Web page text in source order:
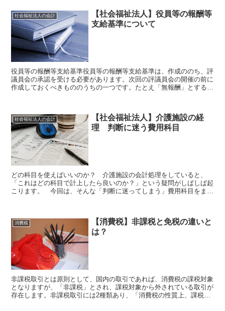
社会福祉法人の会計
【社会福祉法人】役員等の報酬等
支給基準について
役員等の報酬等支給基準役員等の報酬等支給基準は、作成ののち、評
議員会の承認を受ける必要があります。次回の評議員会の開催の前に
作成しておくべきもののうちの一つです。たとえ「無報酬」とする場
社会福祉法人の会計
【社会福祉法人】介護施設の経
理 判断に迷う費用科目
どの科目を使えばいいのか？ 介護施設の会計処理をしていると、
「これはどの科目で計上したら良いのか？」という疑問がしばしば起
こります。 今回は、そんな「判断に迷ってしまう」費用科目をまと
消費税
【消費税】非課税と免税の違いと
は？
非課税取引とは原則として、国内の取引であれば、消費税の課税対象
となりますが、「非課税」とされ、課税対象から外されている取引が
存在します。非課税取引には2種類あり、「消費税の性質上、課税に